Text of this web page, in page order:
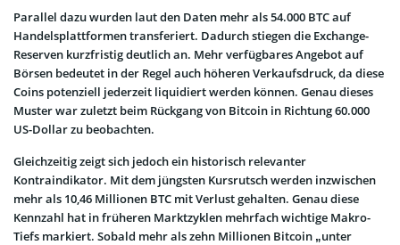
Parallel dazu wurden laut den Daten mehr als 54.000 BTC auf
Handelsplattformen transferiert. Dadurch stiegen die Exchange-
Reserven kurzfristig deutlich an. Mehr verfügbares Angebot auf
Börsen bedeutet in der Regel auch höheren Verkaufsdruck, da diese
Coins potenziell jederzeit liquidiert werden können. Genau dieses
Muster war zuletzt beim Rückgang von Bitcoin in Richtung 60.000
US-Dollar zu beobachten.
Gleichzeitig zeigt sich jedoch ein historisch relevanter
Kontraindikator. Mit dem jüngsten Kursrutsch werden inzwischen
mehr als 10,46 Millionen BTC mit Verlust gehalten. Genau diese
Kennzahl hat in früheren Marktzyklen mehrfach wichtige Makro-
Tiefs markiert. Sobald mehr als zehn Millionen Bitcoin „unter